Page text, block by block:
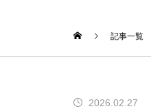
記事一覧
2026.02.27